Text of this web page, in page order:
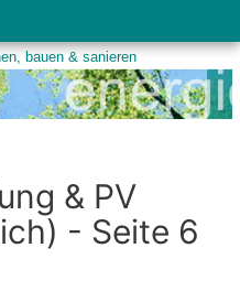
& PV
- Seite 6